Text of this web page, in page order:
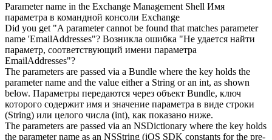
Parameter name in the Exchange Management Shell Имя
параметра в командной консоли Exchange
Did you get "A parameter cannot be found that matches parameter
name 'EmailAddresses"? Возникла ошибка "Не удается найти
параметр, соответствующий имени параметра
EmailAddresses"?
The parameters are passed via a Bundle where the key holds the
parameter name and the value either a String or an int, as shown
below. Параметры передаются через объект Bundle, ключ
которого содержит имя и значение параметра в виде строки
(String) или целого числа (int), как показано ниже.
The parameters are passed via an NSDictionary where the key holds
the parameter name as an NSString (iOS SDK constants for the pre-